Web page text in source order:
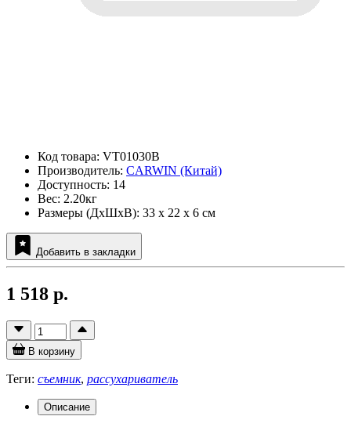
Код товара: VT01030B
Производитель: CARWIN (Китай)
Доступность: 14
Вес: 2.20кг
Размеры (ДxШxВ): 33 x 22 x 6 см
Добавить в закладки
1 518 р.
В корзину
Теги: съемник, рассухариватель
Описание